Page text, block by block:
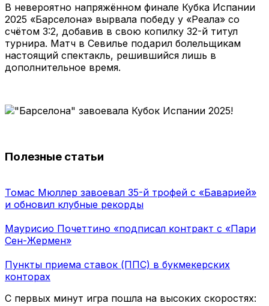
В невероятно напряжённом финале Кубка Испании
2025 «Барселона» вырвала победу у «Реала» со
счётом 3:2, добавив в свою копилку 32-й титул
турнира. Матч в Севилье подарил болельщикам
настоящий спектакль, решившийся лишь в
дополнительное время.
Полезные статьи
Томас Мюллер завоевал 35-й трофей с «Баварией»
и обновил клубные рекорды
Маурисио Почеттино «подписал контракт с «Пари
Сен-Жермен»
Пункты приема ставок (ППС) в букмекерских
конторах
С первых минут игра пошла на высоких скоростях: